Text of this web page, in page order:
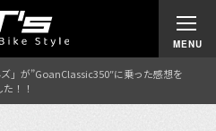
」が”GoanClassic350″に乗った感想を
！！